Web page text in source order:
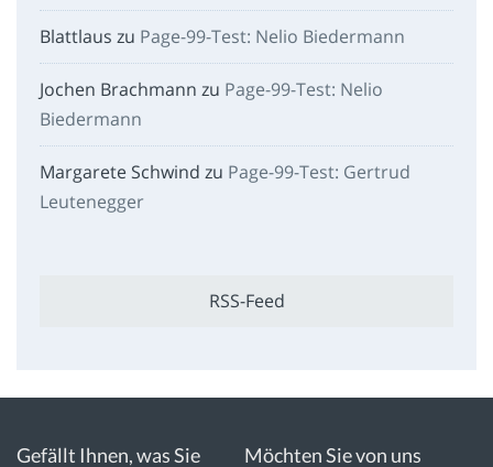
Blattlaus zu Page-99-Test: Nelio Biedermann
Jochen Brachmann zu Page-99-Test: Nelio
Biedermann
Margarete Schwind zu Page-99-Test: Gertrud
Leutenegger
RSS-Feed
Gefällt Ihnen, was Sie
Möchten Sie von uns